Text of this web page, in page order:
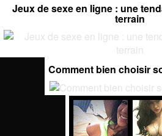
Jeux de sexe en ligne : une
terrain
Comment bien choisir